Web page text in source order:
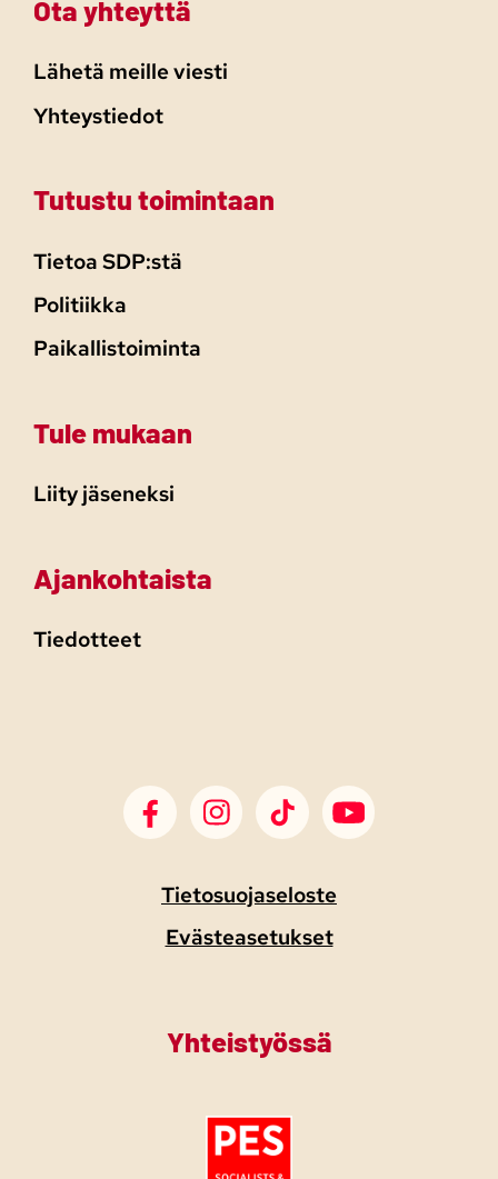
Ota yhteyttä
Lähetä meille viesti
Yhteystiedot
Tutustu toimintaan
Tietoa SDP:stä
Politiikka
Paikallistoiminta
Tule mukaan
Liity jäseneksi
Ajankohtaista
Tiedotteet
SDP Facebook
SDP Instagram
SDP TikTokSDP Youtube
Tietosuojaseloste
Evästeasetukset
Yhteistyössä
Tutustu PES:n periaatejulistukseen